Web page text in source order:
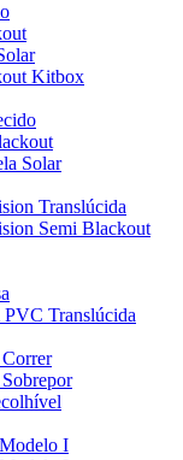
Kitbox
Solar
Translúcida
Semi Blackout
PVC Translúcida
I